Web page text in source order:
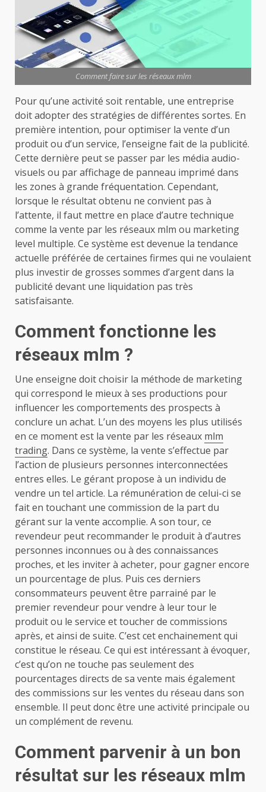
Comment faire sur les réseaux mlm
Pour qu’une activité soit rentable, une entreprise
doit adopter des stratégies de différentes sortes. En
première intention, pour optimiser la vente d’un
produit ou d’un service, l’enseigne fait de la publicité.
Cette dernière peut se passer par les média audio-
visuels ou par affichage de panneau imprimé dans
les zones à grande fréquentation. Cependant,
lorsque le résultat obtenu ne convient pas à
l’attente, il faut mettre en place d’autre technique
comme la vente par les réseaux mlm ou marketing
level multiple. Ce système est devenue la tendance
actuelle préférée de certaines firmes qui ne voulaient
plus investir de grosses sommes d’argent dans la
publicité devant une liquidation pas très
satisfaisante.
Comment fonctionne les
réseaux mlm ?
Une enseigne doit choisir la méthode de marketing
qui correspond le mieux à ses productions pour
influencer les comportements des prospects à
conclure un achat. L’un des moyens les plus utilisés
en ce moment est la vente par les réseaux mlm
trading. Dans ce système, la vente s’effectue par
l’action de plusieurs personnes interconnectées
entres elles. Le gérant propose à un individu de
vendre un tel article. La rémunération de celui-ci se
fait en touchant une commission de la part du
gérant sur la vente accomplie. A son tour, ce
revendeur peut recommander le produit à d’autres
personnes inconnues ou à des connaissances
proches, et les inviter à acheter, pour gagner encore
un pourcentage de plus. Puis ces derniers
consommateurs peuvent être parrainé par le
premier revendeur pour vendre à leur tour le
produit ou le service et toucher de commissions
après, et ainsi de suite. C’est cet enchainement qui
constitue le réseau. Ce qui est intéressant à évoquer,
c’est qu’on ne touche pas seulement des
pourcentages directs de sa vente mais également
des commissions sur les ventes du réseau dans son
ensemble. Il peut donc être une activité principale ou
un complément de revenu.
Comment parvenir à un bon
résultat sur les réseaux mlm